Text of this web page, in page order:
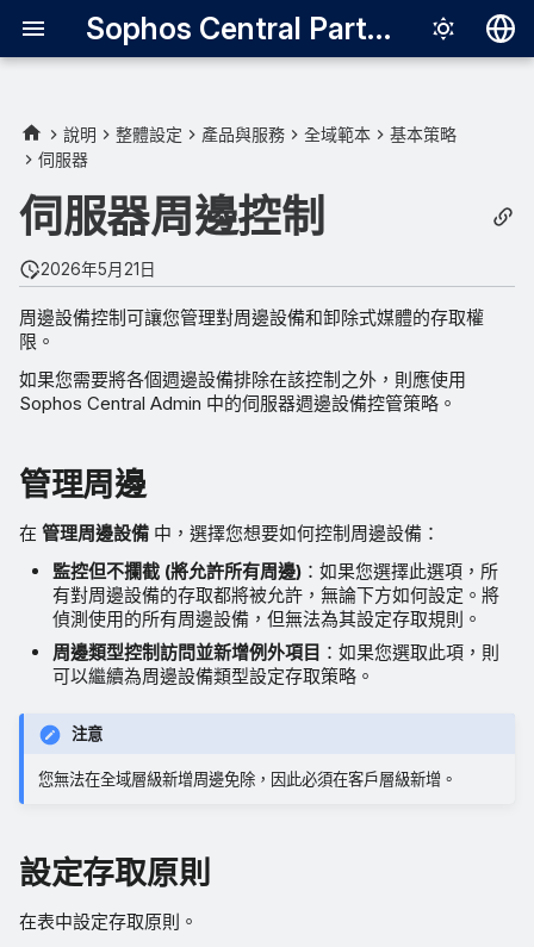
Sophos Central Partner
English
Português
管理周邊
設定存取原則
桌面傳訊
說明 整體設定 產品與服務 全域範本
基本策略
伺服器
伺服器周邊控制
2026年5月21日
周邊設備控制可讓您管理對周邊設備和卸除式媒體的存取權
限。
如果您需要將各個週邊設備排除在該控制之外，則應使用
Sophos Central Admin 中的伺服器週邊設備控管策略。
管理周邊
在 管理周邊設備 中，選擇您想要如何控制周邊設備：
監控但不攔截 (將允許所有周邊) ：如果您選擇此選項，所
有對周邊設備的存取都將被允許，無論下方如何設定。將
偵測使用的所有周邊設備，但無法為其設定存取規則。
周邊類型控制訪問並新增例外項目 ：如果您選取此項，則
可以繼續為周邊設備類型設定存取策略。
注意
您無法在全域層級新增周邊免除，因此必須在客戶層級新增。
設定存取原則
在表中設定存取原則。